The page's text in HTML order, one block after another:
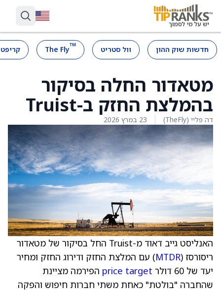
חדשות שוק ההון וול סטריט ™
The Fly
מטאדור החלה בסיקור
בהמלצת החזק ב-Truist
דה פליי (TheFly) 23 במרץ 2026
האנליסט גייב דאוד מ-Truist החל בסיקור של מטאדור
ריסורסז (MTDR) עם המלצת החזק ודירוג החזק ומחיר
יעד של 60 דולר
price target הפירמה מציינת
שהחברה "בולטת" כאחת משתי חברות חיפוש והפקה